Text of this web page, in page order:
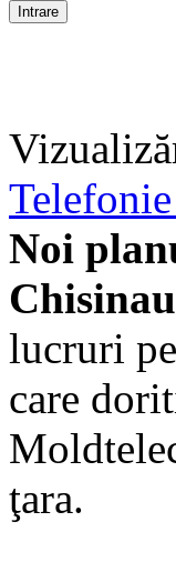
Noi
lucruri
care
ţara.